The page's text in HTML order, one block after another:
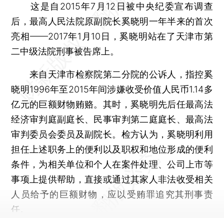
这是自2015年7月12日被中央纪委宣布调查
后，最高人民法院原副院长奚晓明一年半来的首次
亮相——2017年1月10日，奚晓明站在了天津市第
二中级法院刑事被告席上。
来自天津市检察院第二分院的公诉人，指控奚
晓明1996年至2015年间涉嫌收受价值人民币1.14多
亿元的巨额财物贿赂。其时，奚晓明先后任最高法
经济审判庭副庭长、民事审判第二庭庭长、最高法
审判委员会委员及副院长。检方认为，奚晓明利用
担任上述职务上的便利以及职权和地位形成的便利
条件，为相关单位和个人在案件处理、公司上市等
事项上提供帮助，直接或通过其家人非法收受相关
人员给予的巨额财物，应以受贿罪追究其刑事责
任。